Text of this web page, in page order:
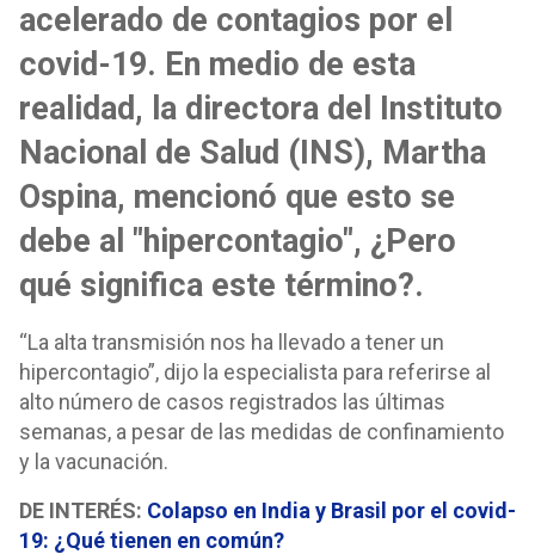
acelerado de contagios por el
covid-19. En medio de esta
realidad, la directora del Instituto
Nacional de Salud (INS), Martha
Ospina, mencionó que esto se
debe al "hipercontagio", ¿Pero
qué significa este término?.
“La alta transmisión nos ha llevado a tener un
hipercontagio”, dijo la especialista para referirse al
alto número de casos registrados las últimas
semanas, a pesar de las medidas de confinamiento
y la vacunación.
DE INTERÉS: Colapso en India y Brasil por el covid-
19: ¿Qué tienen en común?